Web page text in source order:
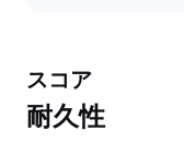
スコア
耐久性